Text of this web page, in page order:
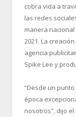
cobra vida a
las redes
manera
2021. La
agencia
Spike Lee y
“Desde un
época
nosotros”, dijo